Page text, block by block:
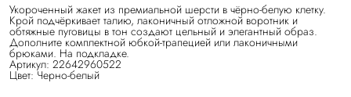
Укороченный жакет из премиальной шерсти в чёрно-белую клетку.
Крой подчёркивает талию, лаконичный отложной воротник и
обтяжные пуговицы в тон создают цельный и элегантный образ.
Дополните комплектной юбкой-трапецией или лаконичными
брюками. На подкладке.
Артикул: 22642960522
Цвет: Черно-белый